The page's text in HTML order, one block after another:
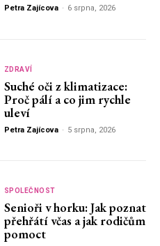
Petra Zajícova - 6 srpna, 2026
ZDRAVÍ
Suché oči z klimatizace:
Proč pálí a co jim rychle
uleví
Petra Zajícova - 5 srpna, 2026
SPOLEČNOST
Senioři v horku: Jak poznat
přehřátí včas a jak rodičům
pomoct